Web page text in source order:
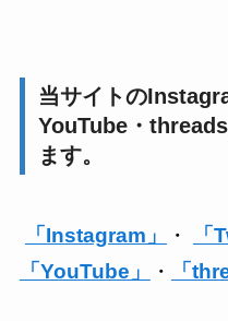
当サイトの
YouTube・
ます。
「Instagram」 ・ 「
「YouTube」
・ 「